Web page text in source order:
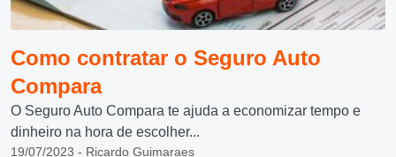
Como contratar o Seguro Auto
Compara
O Seguro Auto Compara te ajuda a economizar tempo e
dinheiro na hora de escolher...
19/07/2023 - Ricardo Guimaraes